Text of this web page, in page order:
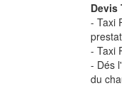
Devis
- Taxi
- Taxi
- Dés
du